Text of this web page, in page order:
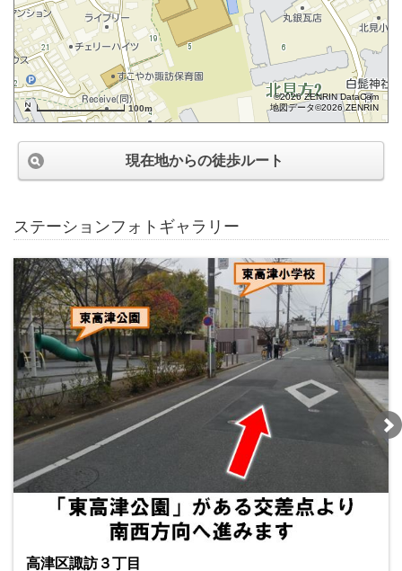
100m
©2026 ZENRIN DataCom
地図データ©2026 ZENRIN
現在地からの徒歩ルート
ステーションフォトギャラリー
高津区諏訪３丁目